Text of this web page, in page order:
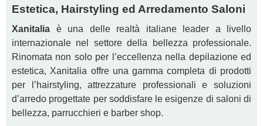
Estetica, Hairstyling ed Arredamento Saloni
Xanitalia è una delle realtà italiane leader a livello
internazionale nel settore della bellezza professionale.
Rinomata non solo per l’eccellenza nella depilazione ed
estetica, Xanitalia offre una gamma completa di prodotti
per l’hairstyling, attrezzature professionali e soluzioni
d’arredo progettate per soddisfare le esigenze di saloni di
bellezza, parrucchieri e barber shop.